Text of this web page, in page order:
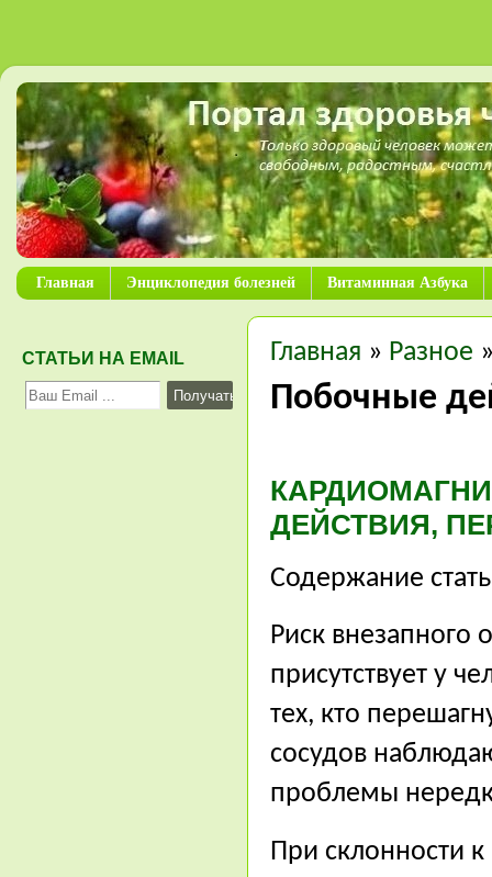
Главная Энциклопедия болезней Витаминная Азбука
Главная » Разное
Побочные
ДЕЙСТВИЯ,
Содержание
Риск внезапного
присутствует у
тех, кто
сосудов
проблемы
При склонности
СТАТЬИ НА EMAIL